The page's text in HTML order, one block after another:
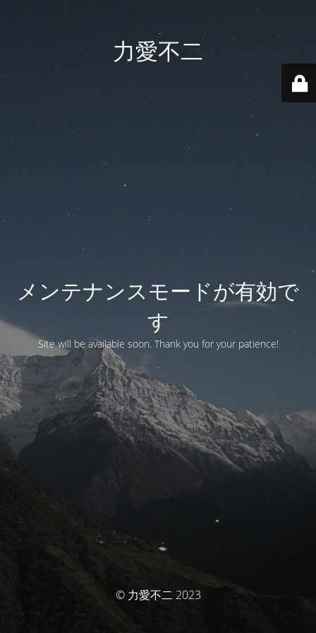
力愛不二
メンテナンスモードが有効で
す
Site will be available soon. Thank you for your patience!
© 力愛不二 2023